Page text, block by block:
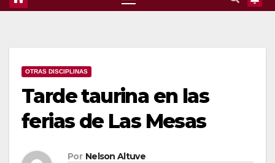
OTRAS DISCIPLINAS
Tarde taurina en las
ferias de Las Mesas
Por Nelson Altuve